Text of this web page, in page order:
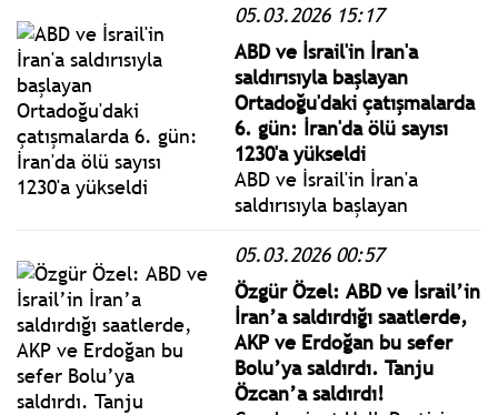
Millet İradesine Sahip
Çıkıyor Mitingine katıldı.
Tutuklu Bolu Belediye
Başkanı Tanju Özcan’ın
annesi ve babasıyla birlikte
vatandaşların karşısına çıktı
05.03.2026 15:17
ABD ve İsrail'in İran'a
saldırısıyla başlayan
Ortadoğu'daki çatışmalarda
6. gün: İran'da ölü sayısı
1230'a yükseldi
ABD ve İsrail'in İran'a
saldırısıyla başlayan
6. gününde. ABD, bir İran
savaş gemisini batırdı. ABD
ve İsrail'in saldırılarıyla
başlayan savaşta İran'da 6
günde toplam 1230 kişinin
öldüğü açıklandı.
05.03.2026 00:57
Özgür Özel: ABD ve İsrail’in
İran’a saldırdığı saatlerde,
AKP ve Erdoğan bu sefer
Bolu’ya saldırdı. Tanju
Özcan’a saldırdı!